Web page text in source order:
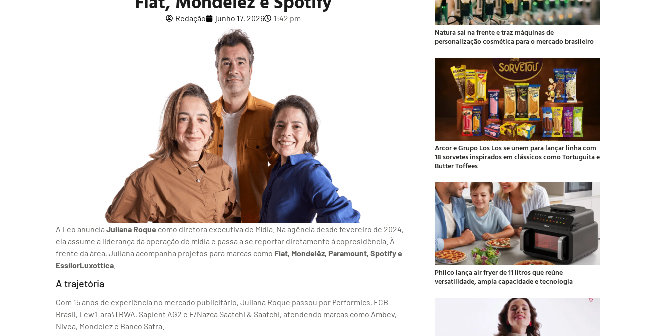
Redação junho 17, 2026 1:42 pm
A Leo anuncia Juliana Roque como diretora executiva de Mídia. Na agência desde fevereiro de 2024,
ela assume a liderança da operação de mídia e passa a se reportar diretamente à copresidência. À
frente da área, Juliana acompanha projetos para marcas como Fiat, Mondelēz, Paramount, Spotify e
EssilorLuxottica
A trajetória
Com 15 anos de experiência no mercado publicitário, Juliana Roque passou por Performics, FCB
Brasil, Lew’Lara\TBWA, Sapient AG2 e F/Nazca Saatchi & Saatchi, atendendo marcas como Ambev,
Nivea, Mondelēz e Banco Safra.
Natura sai na frente e traz máquinas de
personalização cosmética para o mercado brasileiro
Arcor e Grupo Los Los se unem para lançar linha com
18 sorvetes inspirados em clássicos como Tortuguita e
Butter Toffees
Philco lança air fryer de 11 litros que reúne
versatilidade, ampla capacidade e tecnologia